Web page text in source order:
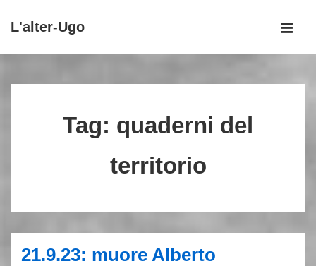
Vai
principale
L'alter-Ugo
principale
Tag: quaderni del
territorio
21.9.23: muore Alberto